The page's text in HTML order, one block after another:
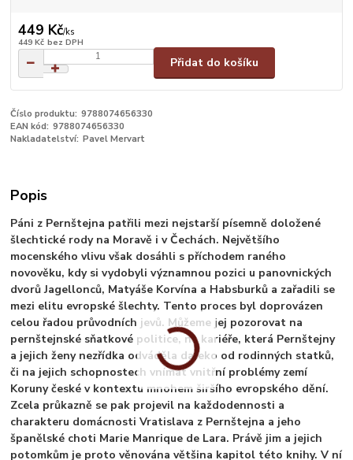
449 Kč/ks
449 Kč bez DPH
Přidat do košíku
Číslo produktu: 9788074656330
EAN kód: 9788074656330
Nakladatelství: Pavel Mervart
Popis
Páni z Pernštejna patřili mezi nejstarší písemně doložené
šlechtické rody na Moravě i v Čechách. Největšího
mocenského vlivu však dosáhli s příchodem raného
novověku, kdy si vydobyli významnou pozici u panovnických
dvorů Jagellonců, Matyáše Korvína a Habsburků a zařadili se
mezi elitu evropské šlechty. Tento proces byl doprovázen
celou řadou průvodních jevů. Můžeme jej pozorovat na
pernštejnské sňatkové politice, na kariéře, která Pernštejny
a jejich ženy nezřídka odváděla daleko od rodinných statků,
či na jejich schopnostech vnímat vnitřní problémy zemí
Koruny české v kontextu mnohem širšího evropského dění.
Zcela průkazně se pak projevil na každodennosti a
charakteru domácnosti Vratislava z Pernštejna a jeho
španělské choti Marie Manrique de Lara. Právě jim a jejich
potomkům je proto věnována většina kapitol této knihy. V ní